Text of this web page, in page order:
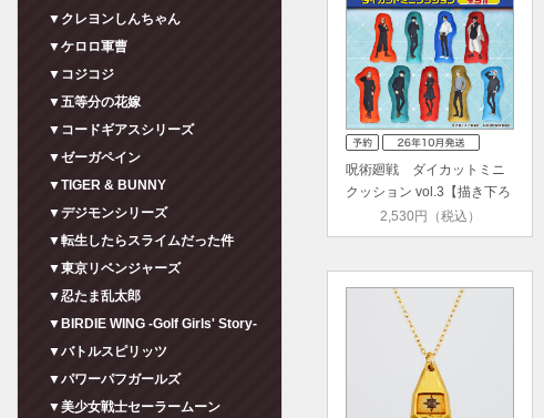
呪術廻戦 ダイカットミニ
クッション vol.3【描き下ろ
2,530円（税込）
▼クレヨンしんちゃん
▼ケロロ軍曹
▼コジコジ
▼五等分の花嫁
▼コードギアスシリーズ
▼ゼーガペイン
▼TIGER & BUNNY
▼デジモンシリーズ
▼転生したらスライムだった件
▼東京リベンジャーズ
▼忍たま乱太郎
▼BIRDIE WING -Golf Girls' Story-
▼バトルスピリッツ
▼パワーパフガールズ
▼美少女戦士セーラームーン